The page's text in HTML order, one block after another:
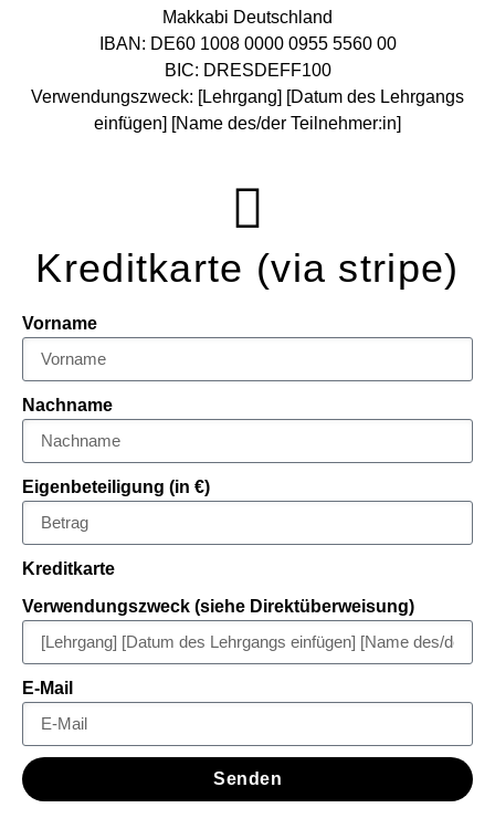
Makkabi Deutschland
IBAN: DE60 1008 0000 0955 5560 00
BIC: DRESDEFF100
Verwendungszweck: [Lehrgang] [Datum des Lehrgangs
einfügen] [Name des/der Teilnehmer:in]
Kreditkarte (via stripe)
Vorname
Nachname
Eigenbeteiligung (in €)
Kreditkarte
Verwendungszweck (siehe Direktüberweisung)
E-Mail
Senden